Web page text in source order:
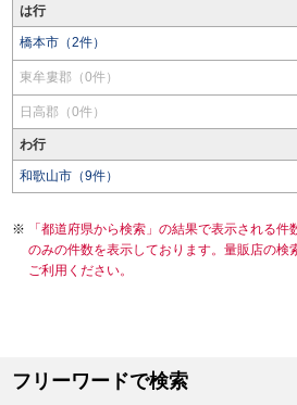
は行
橋本市（2件）
東牟婁郡（0件）
日高郡（0件）
わ行
和歌山市（9件）
「都道府県から検索」の結果で表示される
のみの件数を表示しております。量販店の検
ご利用ください。
フリーワードで検索